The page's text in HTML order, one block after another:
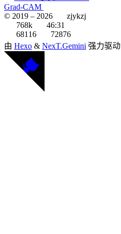
Grad-CAM
© 2019 – 2026
zjykzj
768k
46:31
68116
72876
由 Hexo & NexT.Gemini 强力驱动